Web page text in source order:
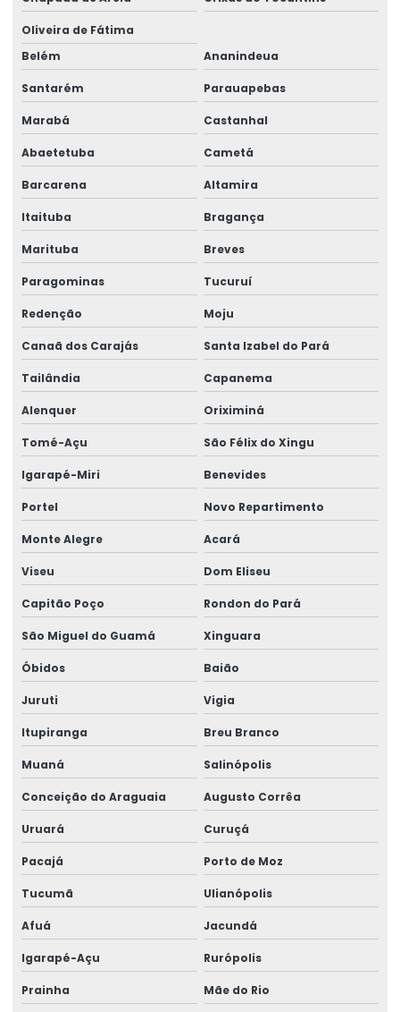
Oliveira de Fátima
Belém
Ananindeua
Santarém Parauapebas
Marabá Castanhal
Abaetetuba Cametá
Barcarena Altamira
Itaituba Bragança
Marituba Breves
Paragominas Tucuruí
Redenção Moju
Canaã dos Carajás Santa Izabel do Pará
Tailândia Capanema
Alenquer Oriximiná
Tomé-Açu São Félix do Xingu
Igarapé-Miri Benevides
Portel Novo Repartimento
Monte Alegre Acará
Viseu Dom Eliseu
Capitão Poço Rondon do Pará
São Miguel do Guamá Xinguara
Óbidos Baião
Juruti Vigia
Itupiranga Breu Branco
Muaná Salinópolis
Conceição do Araguaia Augusto Corrêa
Uruará Curuçá
Pacajá Porto de Moz
Tucumã Ulianópolis
Afuá Jacundá
Igarapé-Açu Rurópolis
Prainha Mãe do Rio